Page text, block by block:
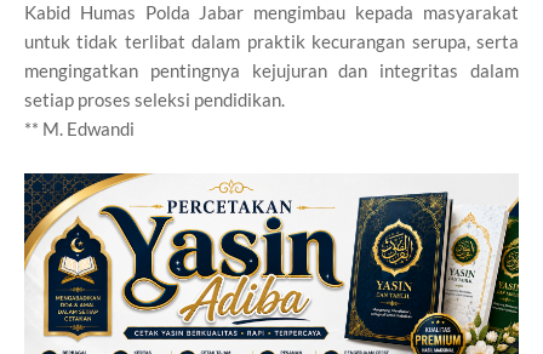
Kabid Humas Polda Jabar mengimbau kepada masyarakat
untuk tidak terlibat dalam praktik kecurangan serupa, serta
mengingatkan pentingnya kejujuran dan integritas dalam
setiap proses seleksi pendidikan.
** M. Edwandi